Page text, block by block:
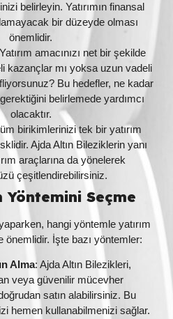
belirleyin. Yatırımın finansal
bir düzeyde olması
önemlidir.
amacınızı net bir şekilde
kazançlar mı yoksa uzun vadeli
Bu hedefler, ne kadar
belirlemede yardımcı
olacaktır.
birikimlerinizi tek bir yatırım
Ajda Altın Bileziklerin yanı
araçlarına da yönelerek
çeşitlendirebilirsiniz.
Yöntemini Seçme
hangi yöntemle yatırım
önemlidir. İşte bazı yöntemler:
Alma: Ajda Altın Bilezikleri,
veya güvenilir mücevher
satın alabilirsiniz. Bu
hemen kullanabilmenizi sağlar.